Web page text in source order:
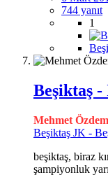
744 yanıt
1
Beşiktaş
Mehmet
Beşiktaş JK -
beşiktaş, biraz
şampiyonluk